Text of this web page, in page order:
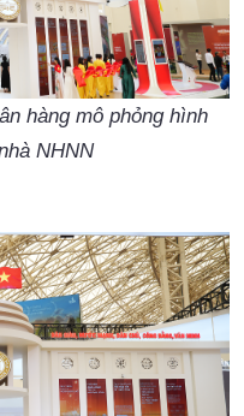
hàng mô phỏng hình
NHNN